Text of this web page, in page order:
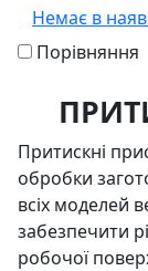
Немає в
Порівняння
Притискні
обробки
всіх моделей
забезпечити
робочої